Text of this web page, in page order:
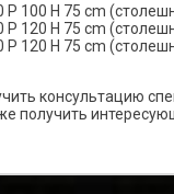
P 100 H 75 cm
P 120 H 75 cm
P 120 H 75 cm
консультацию
получить